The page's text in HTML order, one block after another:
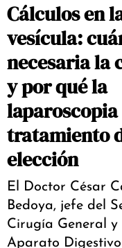
Cálculos en
vesícula:
necesaria la
y por qué la
laparoscopia
tratamiento
elección
El Doctor César
Bedoya, jefe del
Cirugía General y
Aparato